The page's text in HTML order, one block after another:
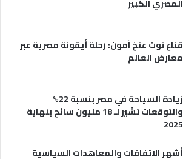
المصري الكبير
قناع توت عنخ آمون: رحلة أيقونة مصرية عبر
معارض العالم
زيادة السياحة في مصر بنسبة 22%
والتوقعات تشير لـ 18 مليون سائح بنهاية
2025
أشهر الاتفاقات والمعاهدات السياسية